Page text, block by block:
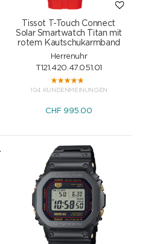
Tissot T-Touch Connect
Solar Smartwatch Titan mit
rotem Kautschukarmband
Herrenuhr
T121.420.47.051.01
104 KUNDENMEINUNGEN
CHF995.00